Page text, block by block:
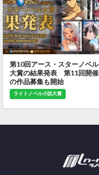
第10回アース・スターノベル
大賞の結果発表 第11回開催
の作品募集も開始
ライトノベル小説大賞